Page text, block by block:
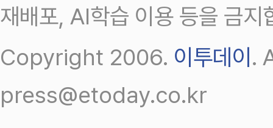
재배포, AI학습 이용 등을 금지
Copyright 2006. 이투데이.
press@etoday.co.kr